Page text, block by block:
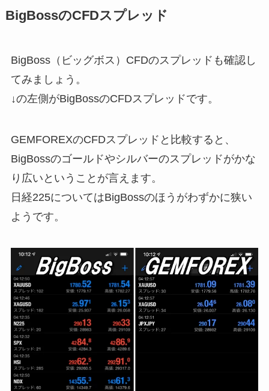
BigBossのCFDスプレッド
BigBoss（ビッグボス）CFDのスプレッド も確認し
てみましょう。
↓の左側がBigBossのCFDスプレッドです。
GEMFOREXのCFDスプレッドと比較すると、
BigBossのゴールドやシルバーのスプレッドがかな
り広い ということが言えます。
日経225についてはBigBossのほうがわずかに狭い
ようです。